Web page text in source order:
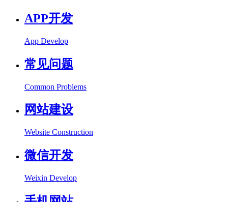
APP开发
App Develop
常见问题
Common Problems
网站建设
Website Construction
微信开发
Weixin Develop